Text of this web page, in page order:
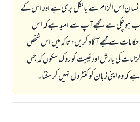
انسان اس الزام سے بالکل بری ہے اور اس کے
ہو چکی ہے، مجھے آپ سے امید ہے کہ اس
سے مجھے آگاہ کریں؛ تا کہ میں اس شخص
کی بارش اور غیبت کو روک سکوں کہ جس
کہ وہ اپنی زبان کو کنٹرول نہیں کر سکتا۔